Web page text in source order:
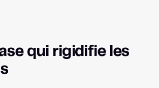
qui rigidifie les